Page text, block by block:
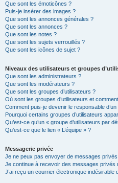
Que sont les émoticônes ?
Puis-je insérer des images ?
Que sont les annonces générales ?
Que sont les annonces ?
Que sont les notes ?
Que sont les sujets verrouillés ?
Que sont les icônes de sujet ?
Niveaux des utilisateurs et groupes
Que sont les administrateurs ?
Que sont les modérateurs ?
Que sont les groupes d’utilisateurs ?
Où sont les groupes d’utilisateurs et
Comment puis-je devenir le responsable d’un
Pourquoi certains groupes d’utilisateurs
Qu’est-ce qu’un « groupe d’utilisateurs par
Qu’est-ce que le lien « L’équipe » ?
Messagerie privée
Je ne peux pas envoyer de messages privés
Je continue à recevoir des messages privés
J’ai reçu un courrier électronique indésirable